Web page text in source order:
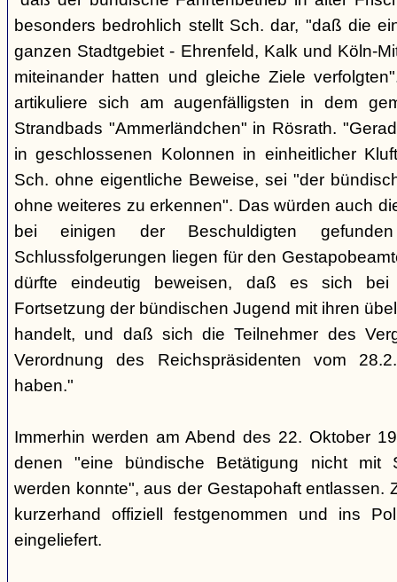
besonders bedrohlich stellt Sch. dar, "daß die
ganzen Stadtgebiet - Ehrenfeld, Kalk und Köln-
miteinander hatten und gleiche Ziele
artikuliere sich am augenfälligsten in dem
Strandbads "Ammerländchen" in Rösrath.
in geschlossenen Kolonnen in einheitlicher
Sch. ohne eigentliche Beweise, sei "der
ohne weiteres zu erkennen". Das würden auch
bei einigen der Beschuldigten
Schlussfolgerungen liegen für den
dürfte eindeutig beweisen, daß es sich
Fortsetzung der bündischen Jugend mit ihren
handelt, und daß sich die Teilnehmer des
Verordnung des Reichspräsidenten vom
haben."
Immerhin werden am Abend des 22. Oktober
denen "eine bündische Betätigung nicht mit
werden konnte", aus der Gestapohaft entlassen.
kurzerhand offiziell festgenommen und ins
eingeliefert.